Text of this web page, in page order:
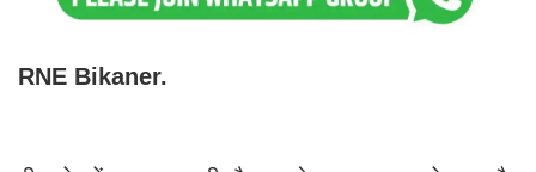
RNE Bikaner.